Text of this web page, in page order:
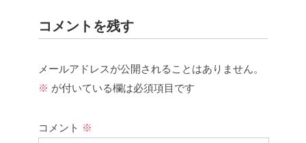
コメントを残す
メールアドレスが公開されることはありません。
※ が付いている欄は必須項目です
コメント ※